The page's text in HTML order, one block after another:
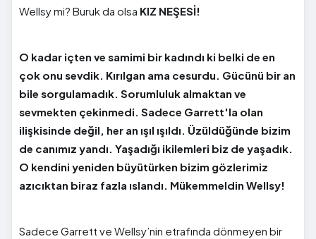
Wellsy mi? Buruk da olsa KIZ NEŞESİ!
O kadar içten ve samimi bir kadındı ki belki de en
çok onu sevdik. Kırılgan ama cesurdu. Gücünü bir an
bile sorgulamadık. Sorumluluk almaktan ve
sevmekten çekinmedi. Sadece Garrett'la olan
ilişkisinde değil, her an ışıl ışıldı. Üzüldüğünde bizim
de canımız yandı. Yaşadığı ikilemleri biz de yaşadık.
O kendini yeniden büyütürken bizim gözlerimiz
azıcıktan biraz fazla ıslandı. Mükemmeldin Wellsy!
Sadece Garrett ve Wellsy’nin etrafında dönmeyen bir